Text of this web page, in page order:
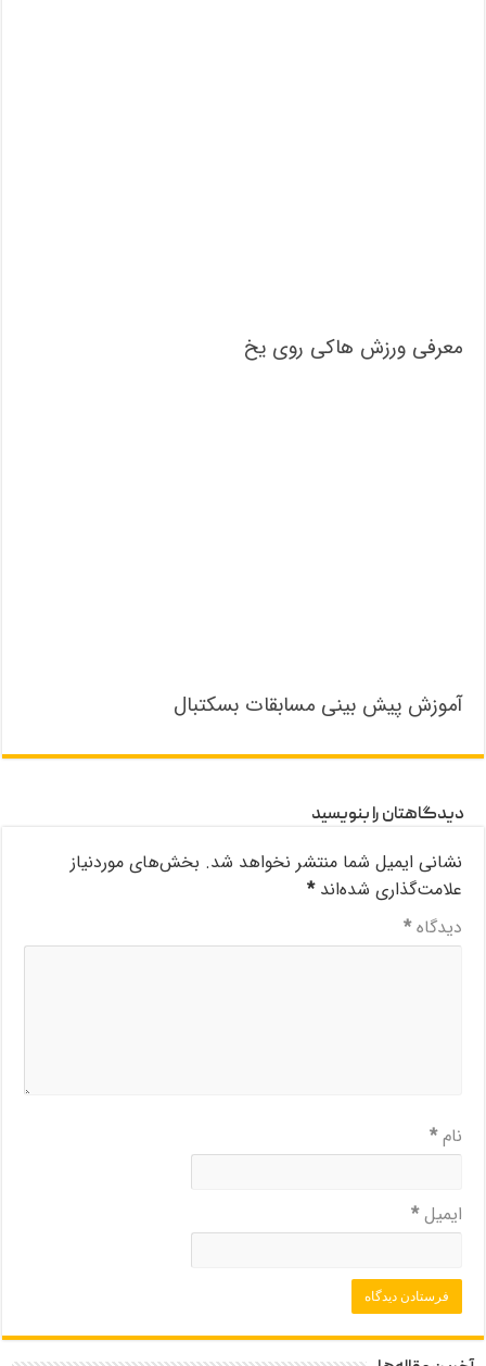
معرفی ورزش هاکی روی یخ
آموزش پیش بینی مسابقات بسکتبال
دیدگاهتان را بنویسید
نشانی ایمیل شما منتشر نخواهد شد. بخش‌های موردنیاز
علامت‌گذاری شده‌اند*
دیدگاه*
نام*
ایمیل*